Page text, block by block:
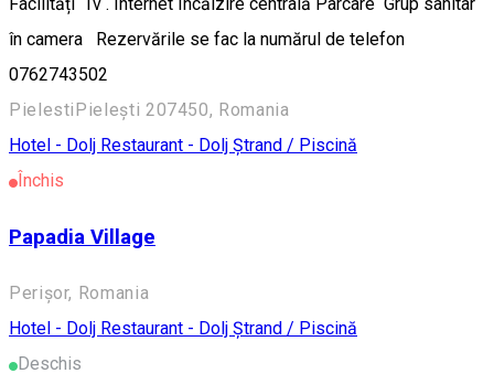
în camera Rezervările se fac la numărul de telefon
0762743502
PielestiPielești 207450, Romania
Hotel - Dolj Restaurant - Dolj Ștrand / Piscină
Închis
Papadia Village
Perișor, Romania
Hotel - Dolj Restaurant - Dolj Ștrand / Piscină
Deschis